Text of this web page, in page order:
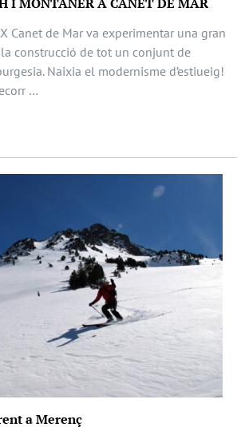
I MONTANER A CANET DE MAR
Canet de Mar va experimentar una gran
construcció de tot un conjunt de
Naixia el modernisme d’estiueig!
…
a Merenç